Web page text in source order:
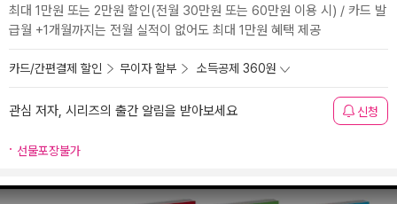
최대 1만원 또는 2만원 할인(전월 30만원 또는 60만원 이용 시) / 카드 발
급월 +1개월까지는 전월 실적이 없어도 최대 1만원 혜택 제공
카드/간편결제 할인 무이자 할부 소득공제 360원
관심 저자, 시리즈의 출간 알림을 받아보세요 신청
선물포장불가